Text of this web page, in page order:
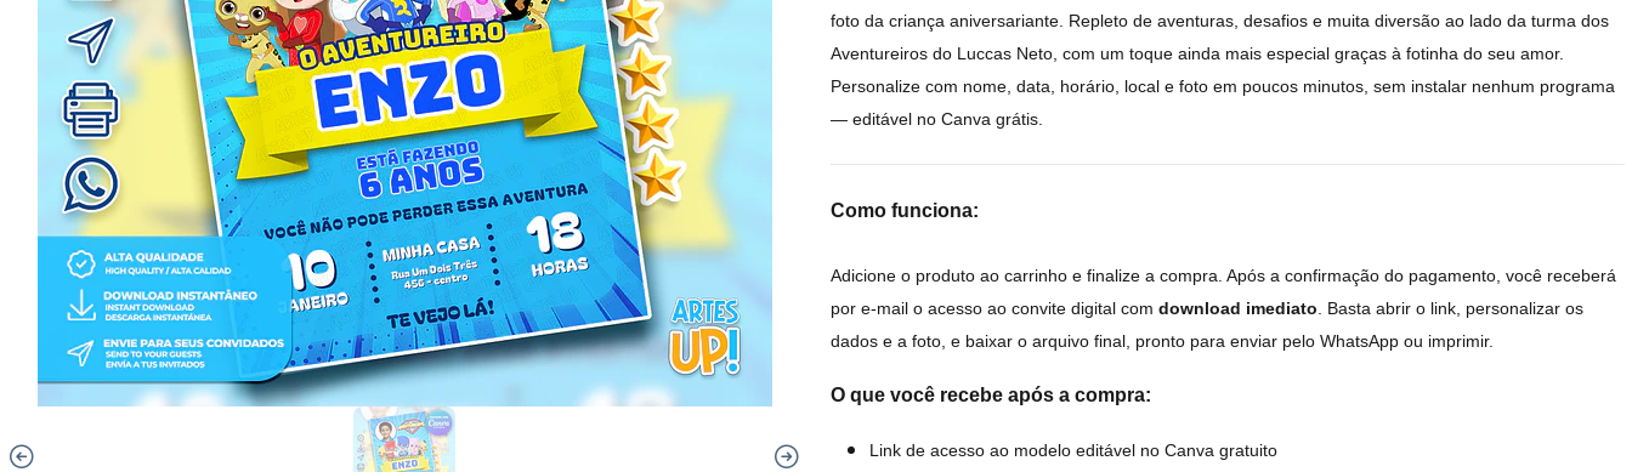
foto da criança aniversariante. Repleto de aventuras, desafios e muita diversão ao lado da turma dos
Aventureiros do Luccas Neto, com um toque ainda mais especial graças à fotinha do seu amor.
Personalize com nome, data, horário, local e foto em poucos minutos, sem instalar nenhum programa
— editável no Canva grátis.
Como funciona:
Adicione o produto ao carrinho e finalize a compra. Após a confirmação do pagamento, você receberá
por e-mail o acesso ao convite digital com download imediato. Basta abrir o link, personalizar os
dados e a foto, e baixar o arquivo final, pronto para enviar pelo WhatsApp ou imprimir.
O que você recebe após a compra:
Link de acesso ao modelo editável no Canva gratuito